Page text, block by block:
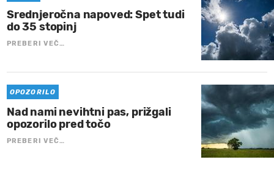
Srednjeročna napoved: Spet tudi
do 35 stopinj
PREBERI VEČ…
OPOZORILO
Nad nami nevihtni pas, prižgali
opozorilo pred točo
PREBERI VEČ…